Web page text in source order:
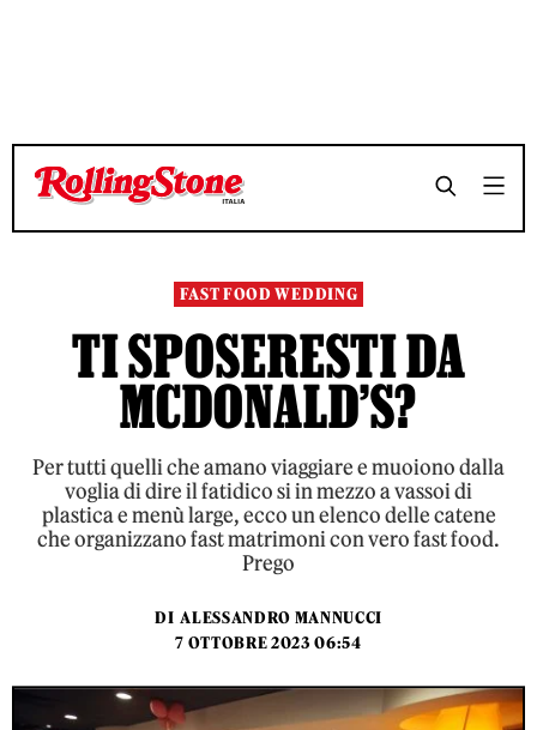
TEMPO DI LETTURA 10 MINUTI SHARE
TEMPO DI LETTURA 10 MINUTI SHARE
FAST FOOD WEDDING
TI SPOSERESTI DA
MCDONALD’S?
Per tutti quelli che amano viaggiare e muoiono dalla
voglia di dire il fatidico si in mezzo a vassoi di
plastica e menù large, ecco un elenco delle catene
che organizzano fast matrimoni con vero fast food.
Prego
DI ALESSANDRO MANNUCCI
7 OTTOBRE 2023 06:54